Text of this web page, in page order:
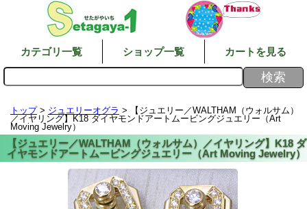
カテゴリ一覧 ショップ一覧 カートを見る
トップ> ジュエリーオグラ > 【ジュエリー／WALTHAM（ウォルサム）
／イヤリング】K18 ダイヤモンドアートムービングジュエリー（Art
Moving Jewelry）